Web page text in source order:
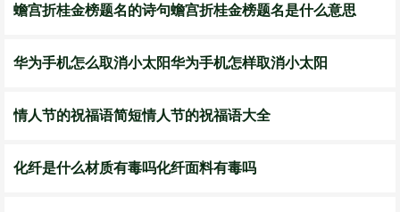
蟾宫折桂金榜题名的诗句蟾宫折桂金榜题名是什么意思
华为手机怎么取消小太阳华为手机怎样取消小太阳
情人节的祝福语简短情人节的祝福语大全
化纤是什么材质有毒吗化纤面料有毒吗